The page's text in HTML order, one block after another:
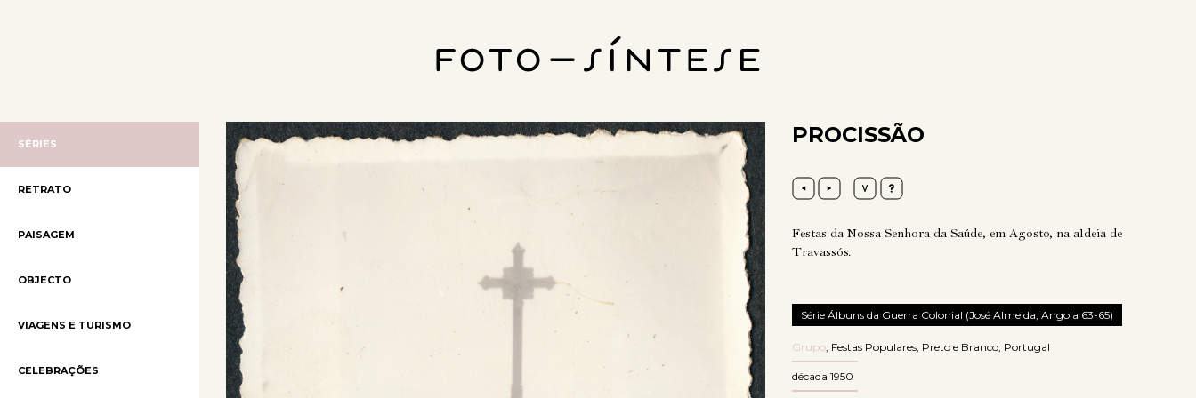
SÉRIES
RETRATO
PAISAGEM
OBJECTO
VIAGENS E TURISMO
CELEBRAÇÕES
PROCISSÃO
Festas da Nossa Senhora da Saúde, em Agosto, na aldeia de
Travassós.
Série Álbuns da Guerra Colonial (José Almeida, Angola 63-65)
Grupo, Festas Populares, Preto e Branco, Portugal
década 1950